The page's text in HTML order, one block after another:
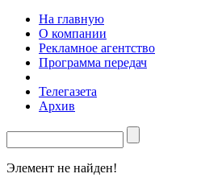
На главную
О компании
Рекламное агентство
Программа передач
Телегазета
Архив
Элемент не найден!